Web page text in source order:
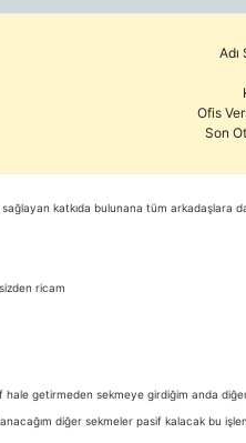
Adı
Ofis
Son
katkıda bulunana tüm arkadaşlara
ricam
getirmeden sekmeye girdiğim anda
diğer sekmeler pasif kalacak bu